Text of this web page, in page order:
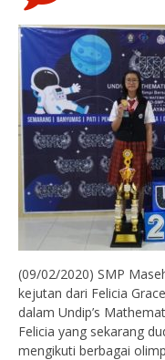
(09/02/2020) SMP
kejutan dari Felicia
dalam Undip’s
Felicia yang sekarang
mengikuti berbagai